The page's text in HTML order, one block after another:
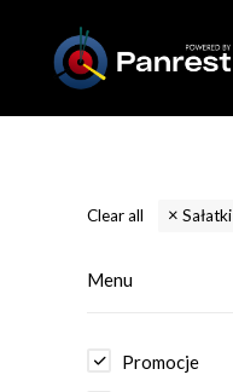
Clear all Sałatki
Menu
Promocje